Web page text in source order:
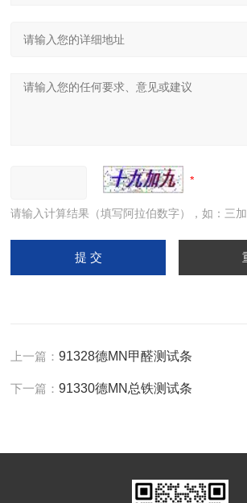
请输入计算结果（填写阿拉伯数字），如：三
上一篇：91328德MN甲醛测试条
下一篇：91330德MN总铁测试条